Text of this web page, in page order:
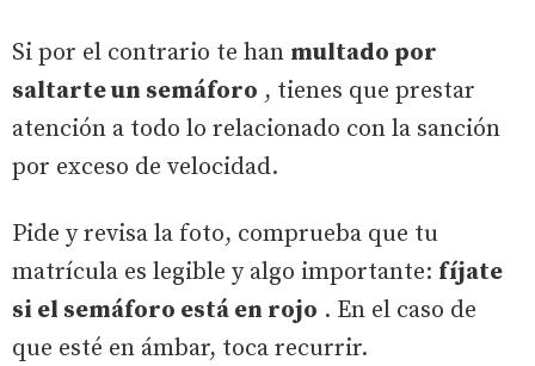
Si por el contrario te han multado por
saltarte un semáforo , tienes que prestar
atención a todo lo relacionado con la sanción
por exceso de velocidad.
Pide y revisa la foto, comprueba que tu
matrícula es legible y algo importante: fíjate
si el semáforo está en rojo . En el caso de
que esté en ámbar, toca recurrir.